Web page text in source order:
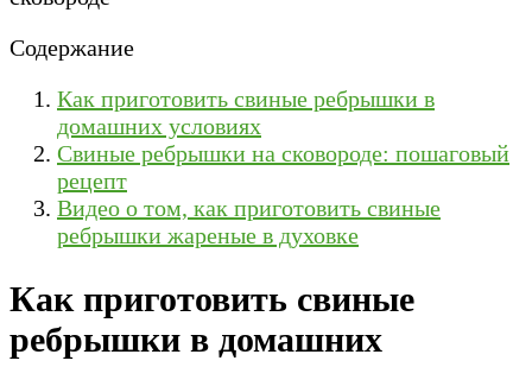
Содержание
Как приготовить свиные ребрышки в
домашних условиях
Свиные ребрышки на сковороде: пошаговый
рецепт
Видео о том, как приготовить свиные
ребрышки жареные в духовке
Как приготовить свиные
ребрышки в домашних